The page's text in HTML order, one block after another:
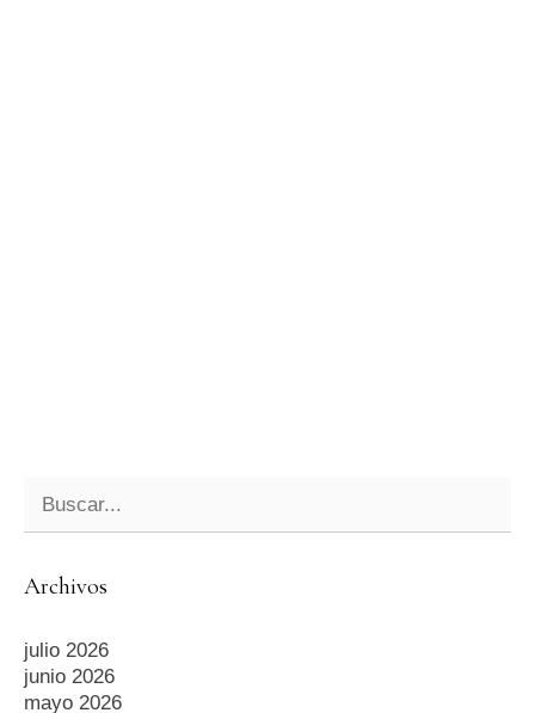
Archivos
julio 2026
junio 2026
mayo 2026